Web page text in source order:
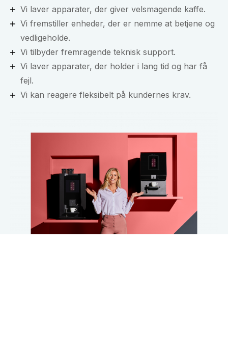
Vi laver apparater, der giver velsmagende kaffe.
Vi fremstiller enheder, der er nemme at betjene og
vedligeholde.
Vi tilbyder fremragende teknisk support.
Vi laver apparater, der holder i lang tid og har få
fejl.
Vi kan reagere fleksibelt på kundernes krav.